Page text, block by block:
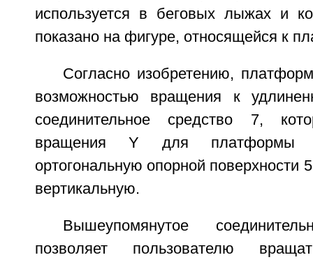
используется в беговых лыжах и
показано на фигуре, относящейся к
Согласно изобретению,
возможностью вращения к
соединительное средство 7,
вращения Y для платформы
ортогональную опорной поверхности
вертикальную.
Вышеупомянутое
позволяет пользователю